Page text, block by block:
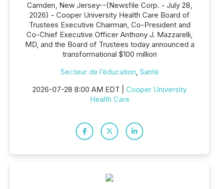
Camden, New Jersey--(Newsfile Corp. - July 28,
2026) - Cooper University Health Care Board of
Trustees Executive Chairman, Co-President and
Co-Chief Executive Officer Anthony J. Mazzarelli,
MD, and the Board of Trustees today announced a
transformational $100 million
Secteur de l’éducation, Santé
2026-07-28 8:00 AM EDT | Cooper University
Health Care